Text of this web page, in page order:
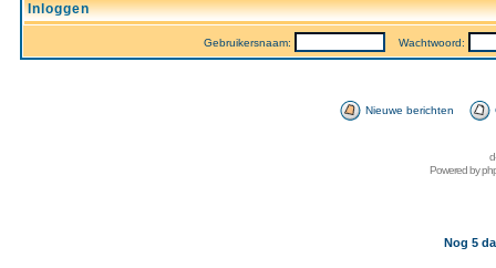
Inloggen
Gebruikersnaam: Wachtwoord:
Nieuwe berichten
Powered by
Nog 5